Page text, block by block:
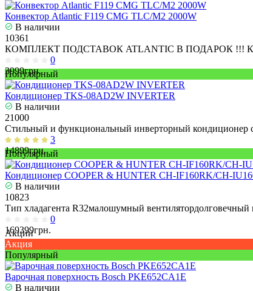
Конвектор Atlantic F119 CMG TLC/M2 2000W
В наличии
10361
КОМПЛЕКТ ПОДСТАВОК ATLANTIC В ПОДАРОК !!!
0
3999грн.
Популярный
Кондиционер TKS-08AD2W INVERTER
В наличии
21000
Стильный и функциональный инверторный
3
14899грн.
Популярный
Кондиционер COOPER & HUNTER CH-IF160RK/CH-
В наличии
10823
Тип хладагента R32малошумный
0
169399грн.
Акции
Акция
Популярный
Варочная поверхность Bosch PKE652CA1E
В наличии